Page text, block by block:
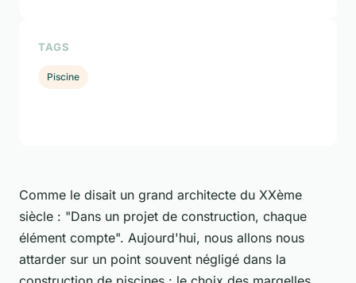
Comme le disait un grand architecte du XXème
siècle : "Dans un projet de construction, chaque
élément compte". Aujourd'hui, nous allons nous
attarder sur un point souvent négligé dans la
TAGS
Piscine